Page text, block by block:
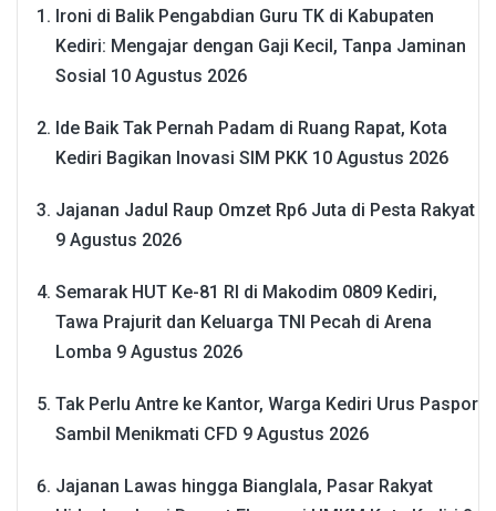
Ironi di Balik Pengabdian Guru TK di Kabupaten
Kediri: Mengajar dengan Gaji Kecil, Tanpa Jaminan
Sosial 10 Agustus 2026
Ide Baik Tak Pernah Padam di Ruang Rapat, Kota
Kediri Bagikan Inovasi SIM PKK 10 Agustus 2026
Jajanan Jadul Raup Omzet Rp6 Juta di Pesta Rakyat
9 Agustus 2026
Semarak HUT Ke-81 RI di Makodim 0809 Kediri,
Tawa Prajurit dan Keluarga TNI Pecah di Arena
Lomba 9 Agustus 2026
Tak Perlu Antre ke Kantor, Warga Kediri Urus Paspor
Sambil Menikmati CFD 9 Agustus 2026
Jajanan Lawas hingga Bianglala, Pasar Rakyat